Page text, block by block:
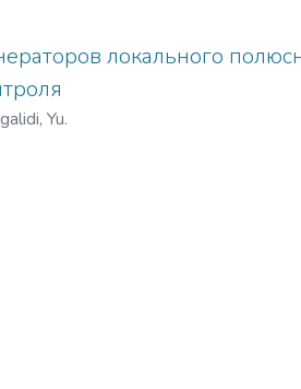
локального
Yu.